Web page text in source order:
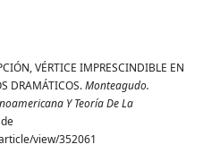
VÉRTICE IMPRESCINDIBLE EN
DRAMÁTICOS.Monteagudo.
Y Teoría De La
view/352061